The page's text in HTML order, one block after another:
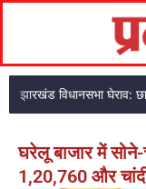
घरेलू बाजार में
1,20,760 और